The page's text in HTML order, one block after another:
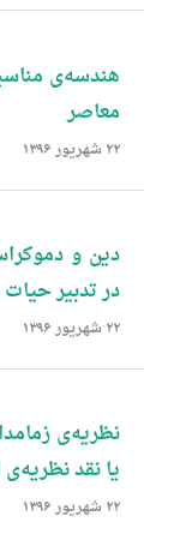
‌‌هندسه‌ی
معاصر
۲۲ شهریور ۱۳۹۶
‌دین‌ و
در تدبیر
۲۲ شهریور ۱۳۹۶
‌نظریه‌ی‌
یا نقد
۲۲ شهریور ۱۳۹۶